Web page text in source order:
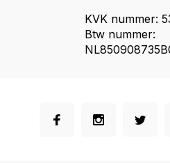
KVK nummer:
Btw nummer: